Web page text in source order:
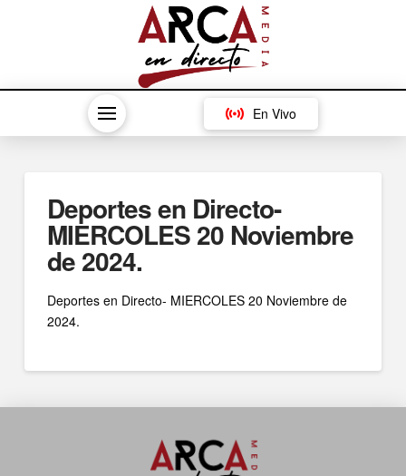
En Vivo
Deportes en Directo-
MIERCOLES 20 Noviembre
de 2024.
Deportes en Directo- MIERCOLES 20 Noviembre de
2024.